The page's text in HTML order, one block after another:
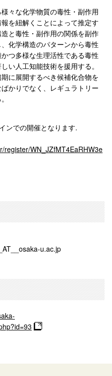
々な化学物質の毒性・副作用
を紐解くことによって推定す
と毒性・副作用の関係を副作
化学構造のパターンから毒性
つ多様な生理活性である毒性
い人工知能技術を援用する。
に展開するべき候補化合物を
かりでなく、レギュラトリー
ンでの開催となります.
register/WN_JZfMT4EaRHW3e
u.ac.jp